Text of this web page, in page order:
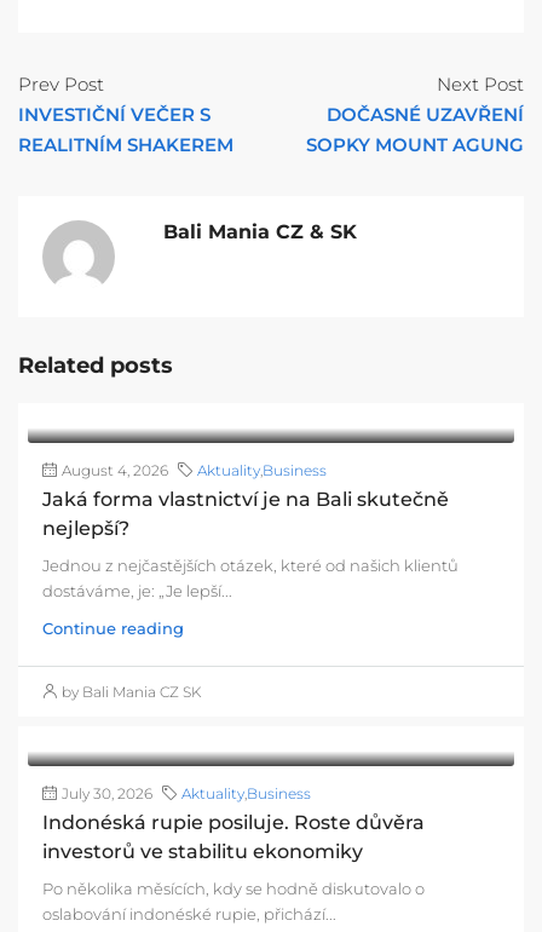
Prev Post
INVESTIČNÍ VEČER S
REALITNÍM SHAKEREM
Next Post
DOČASNÉ UZAVŘENÍ
SOPKY MOUNT AGUNG
Bali Mania CZ & SK
Related posts
August 4, 2026 Aktuality Business
Jaká forma vlastnictví je na Bali skutečně
nejlepší?
Jednou z nejčastějších otázek, které od našich klientů
dostáváme, je: „Je lepší...
Continue reading
by Bali Mania CZ SK
July 30, 2026 Aktuality Business
Indonéská rupie posiluje. Roste důvěra
investorů ve stabilitu ekonomiky
Po několika měsících, kdy se hodně diskutovalo o
oslabování indonéské rupie, přichází...